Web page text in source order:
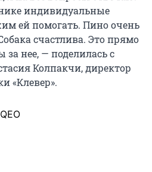
индивидуальные
ей помогать. Пино очень
счастлива. Это прямо
нее, — поделилась с
Колпакчи, директор
«Клевер».